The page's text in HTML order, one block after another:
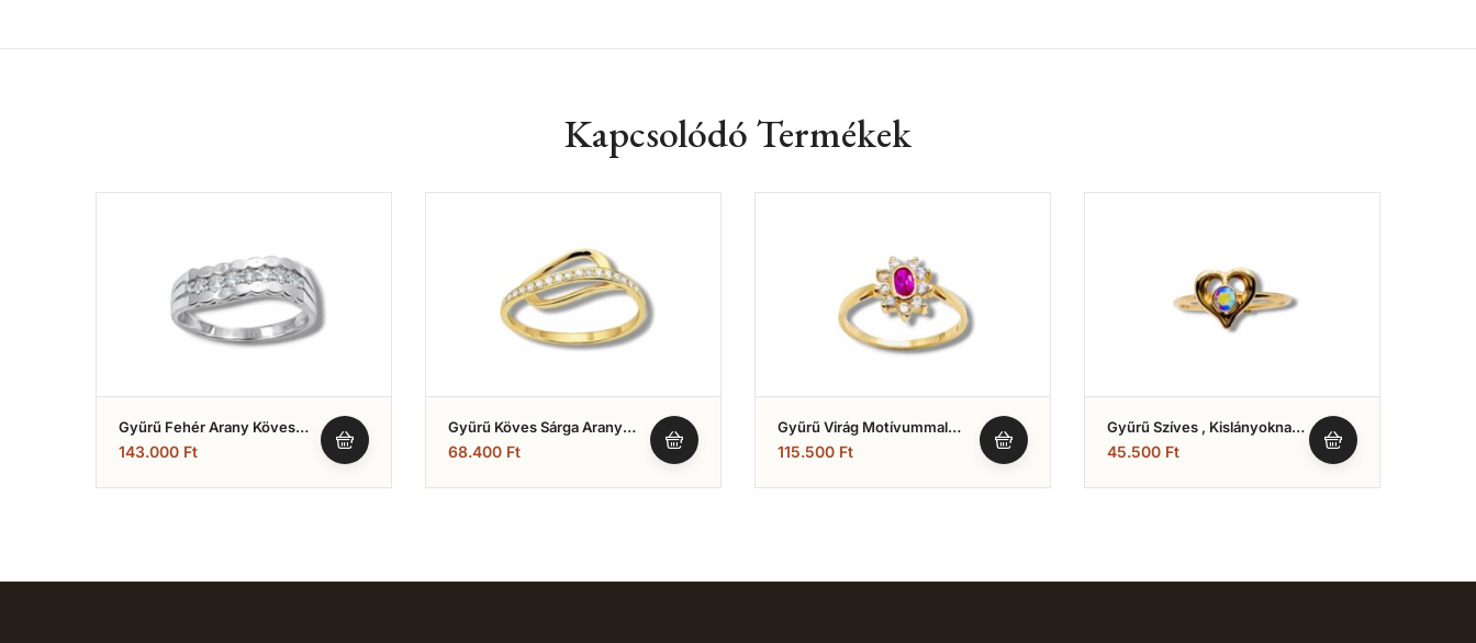
Kapcsolódó Termékek
Gyűrű Fehér Arany Köves
(Nr.23)
143.000 Ft
Gyűrű Köves Sárga Arany
(Nr.24)
68.400 Ft
Gyűrű Virág Motívummal
(Nr.14)
115.500 Ft
Gyűrű Szíves , Kislányoknak
(Nr.5)
45.500 Ft